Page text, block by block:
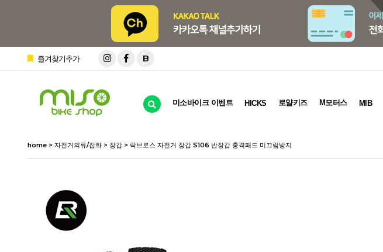
즐겨찾기추가 B
미소바이크 이벤트 HICKS 로얄키즈 M모터스 MIB
home > 자전거의류/잡화 > 장갑 > 락브로스 자전거 장갑 S106 반장갑 충격패드 미끄럼방지